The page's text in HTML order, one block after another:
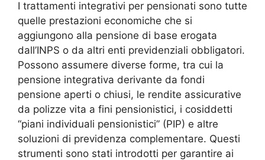
I trattamenti integrativi per pensionati sono tutte
quelle prestazioni economiche che si
aggiungono alla pensione di base erogata
dall’INPS o da altri enti previdenziali obbligatori.
Possono assumere diverse forme, tra cui la
pensione integrativa derivante da fondi
pensione aperti o chiusi, le rendite assicurative
da polizze vita a fini pensionistici, i cosiddetti
“piani individuali pensionistici” (PIP) e altre
soluzioni di previdenza complementare. Questi
strumenti sono stati introdotti per garantire ai